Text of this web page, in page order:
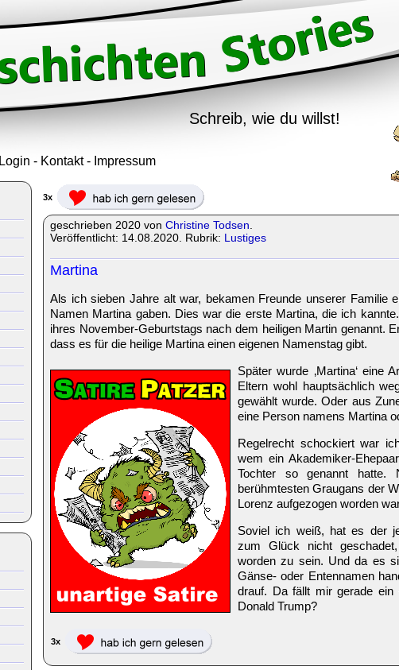
Schreib, wie du willst!
Login - Kontakt- Impressum
3x
geschrieben 2020 von Christine Todsen
Veröffentlicht: 14.08.2020. Rubrik: Lustiges
Martina
Als ich sieben Jahre alt war, bekamen Freunde unserer Familie
Namen Martina gaben. Dies war die erste Martina, die ich
ihres November-Geburtstags nach dem heiligen Martin genannt.
dass es für die heilige Martina einen eigenen Namenstag gibt.
Später wurde ‚Martina‘ eine
Eltern wohl hauptsächlich
gewählt wurde. Oder aus
eine Person namens Martina
Regelrecht schockiert war
wem ein Akademiker-
Tochter so genannt hatte.
berühmtesten Graugans der
Lorenz aufgezogen worden
Soviel ich weiß, hat es der
zum Glück nicht
worden zu sein. Und da es
Gänse- oder Entennamen
drauf. Da fällt mir gerade
Donald Trump?
3x